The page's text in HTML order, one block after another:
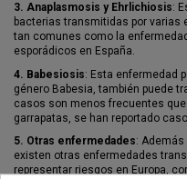
3. Anaplasmosis y Ehrlichiosis:
bacterias transmitidas por varias
tan comunes como la
esporádicos en España.
4. Babesiosis: Esta enfermedad
género Babesia, también puede
casos son menos frecuentes
garrapatas, se han reportado
5. Otras enfermedades:
existen otras enfermedades
representar riesgos en Europa,